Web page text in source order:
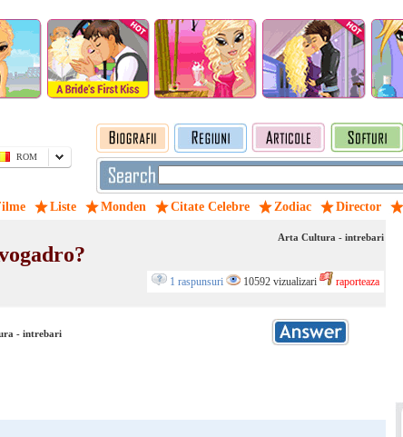
ROM
Liste Monden Citate Celebre Zodiac Director
Arta Cultura - intrebari
1 raspunsuri 10592 vizualizari raporteaza
- intrebari